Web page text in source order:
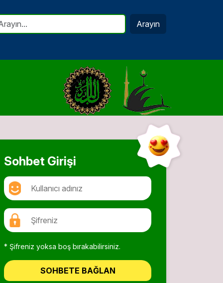
Arayın
Sohbet Girişi
* Şifreniz yoksa boş bırakabilirsiniz.
SOHBETE BAĞLAN